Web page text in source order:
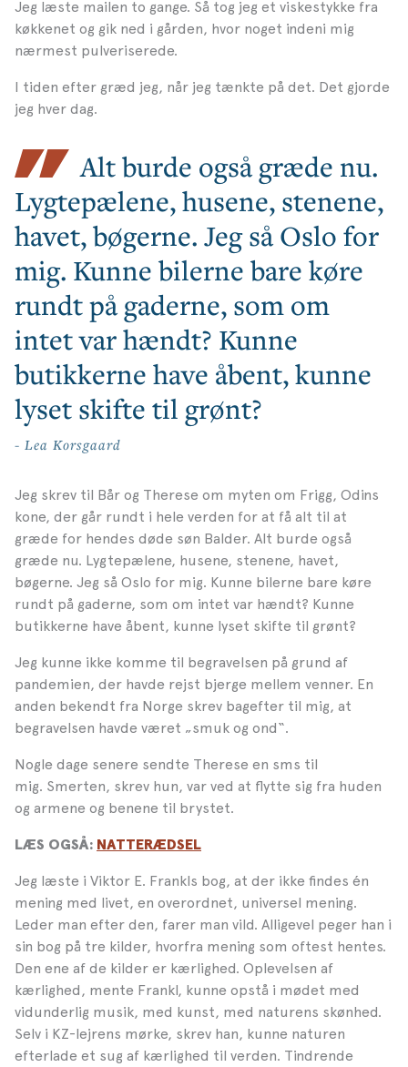
Jeg læste mailen to gange. Så tog jeg et viskestykke fra
køkkenet og gik ned i gården, hvor noget indeni mig
nærmest pulveriserede.
I tiden efter græd jeg, når jeg tænkte på det. Det gjorde
jeg hver dag.
Alt burde også græde nu.
Lygtepælene, husene, stenene,
havet, bøgerne. Jeg så Oslo for
mig. Kunne bilerne bare køre
rundt på gaderne, som om
intet var hændt? Kunne
butikkerne have åbent, kunne
lyset skifte til grønt?
- Lea Korsgaard
Jeg skrev til Bår og Therese om myten om Frigg, Odins
kone, der går rundt i hele verden for at få alt til at
græde for hendes døde søn Balder. Alt burde også
græde nu. Lygtepælene, husene, stenene, havet,
bøgerne. Jeg så Oslo for mig. Kunne bilerne bare køre
rundt på gaderne, som om intet var hændt? Kunne
butikkerne have åbent, kunne lyset skifte til grønt?
Jeg kunne ikke komme til begravelsen på grund af
pandemien, der havde rejst bjerge mellem venner. En
anden bekendt fra Norge skrev bagefter til mig, at
begravelsen havde været „smuk og ond“.
Nogle dage senere sendte Therese en sms til
mig. Smerten, skrev hun, var ved at flytte sig fra huden
og armene og benene til brystet.
LÆS OGSÅ: NATTERÆDSEL
Jeg læste i Viktor E. Frankls bog, at der ikke findes én
mening med livet, en overordnet, universel mening.
Leder man efter den, farer man vild. Alligevel peger han i
sin bog på tre kilder, hvorfra mening som oftest hentes.
Den ene af de kilder er kærlighed. Oplevelsen af
kærlighed, mente Frankl, kunne opstå i mødet med
vidunderlig musik, med kunst, med naturens skønhed.
Selv i KZ-lejrens mørke, skrev han, kunne naturen
efterlade et sug af kærlighed til verden. Tindrende